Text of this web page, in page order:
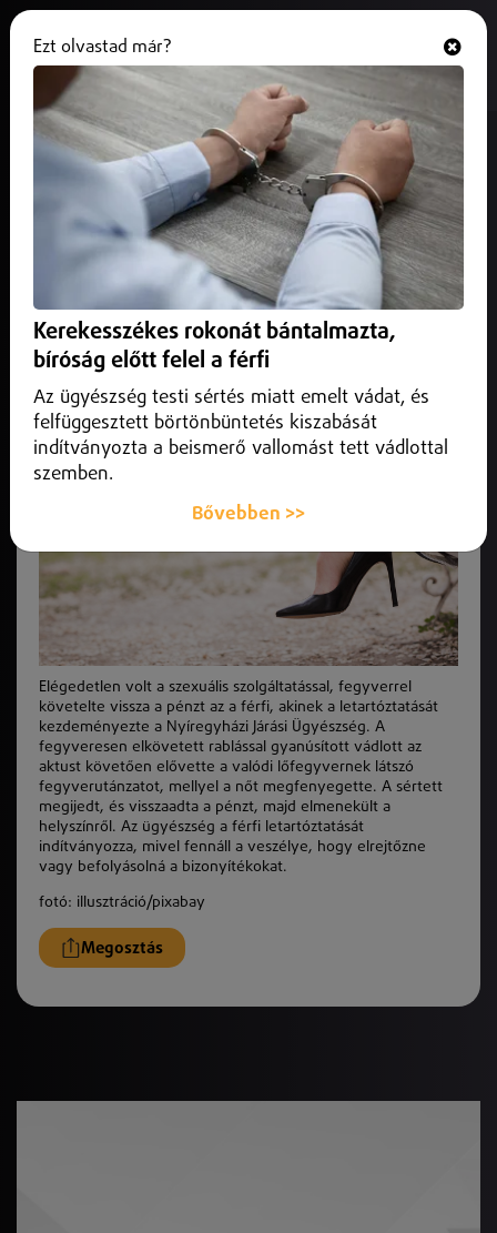
Elégedetlen volt a szexuális
szolgáltatással, fegyverrel
követelte vissza a pénzt
2025. augusztus 28.Szabolcs-Szatmár-Bereg vármegye
Az ügyészség a férfi letartóztatását indítványozza, mivel
fennáll a veszélye, hogy elrejtőzne vagy befolyásolná a
bizonyítékokat.
Elégedetlen volt a szexuális szolgáltatással, fegyverrel
követelte vissza a pénzt az a férfi, akinek a letartóztatását
kezdeményezte a Nyíregyházi Járási Ügyészség. A
fegyveresen elkövetett rablással gyanúsított vádlott az
aktust követően elővette a valódi lőfegyvernek látszó
fegyverutánzatot, mellyel a nőt megfenyegette. A sértett
megijedt, és visszaadta a pénzt, majd elmenekült a
helyszínről. Az ügyészség a férfi letartóztatását
indítványozza, mivel fennáll a veszélye, hogy elrejtőzne
vagy befolyásolná a bizonyítékokat.
fotó: illusztráció/pixabay
Megosztás
Ezt olvastad már?
Kerekesszékes rokonát bántalmazta,
bíróság előtt felel a férfi
Az ügyészség testi sértés miatt emelt vádat, és
felfüggesztett börtönbüntetés kiszabását
indítványozta a beismerő vallomást tett vádlottal
szemben.
Bővebben >>